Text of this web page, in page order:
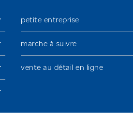
petite entreprise
marche à suivre
vente au détail en ligne